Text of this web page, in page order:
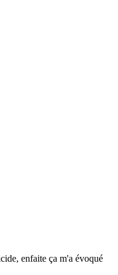
enfaite ça m'a évoqué